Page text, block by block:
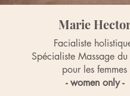
Marie
Facialiste
Spécialiste Massage du
pour les femmes
- women only -